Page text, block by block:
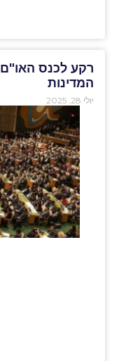
המדינות
יולי 28, 2025